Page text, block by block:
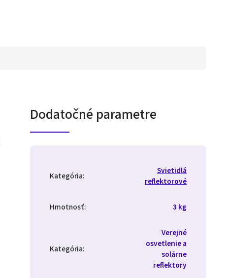
Dodatočné parametre
Kategória:
Svietidlá
reflektorové
Hmotnosť: 3 kg
Kategória:
Verejné
osvetlenie a
solárne
reflektory